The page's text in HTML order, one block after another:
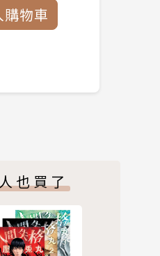
購物車
也買了